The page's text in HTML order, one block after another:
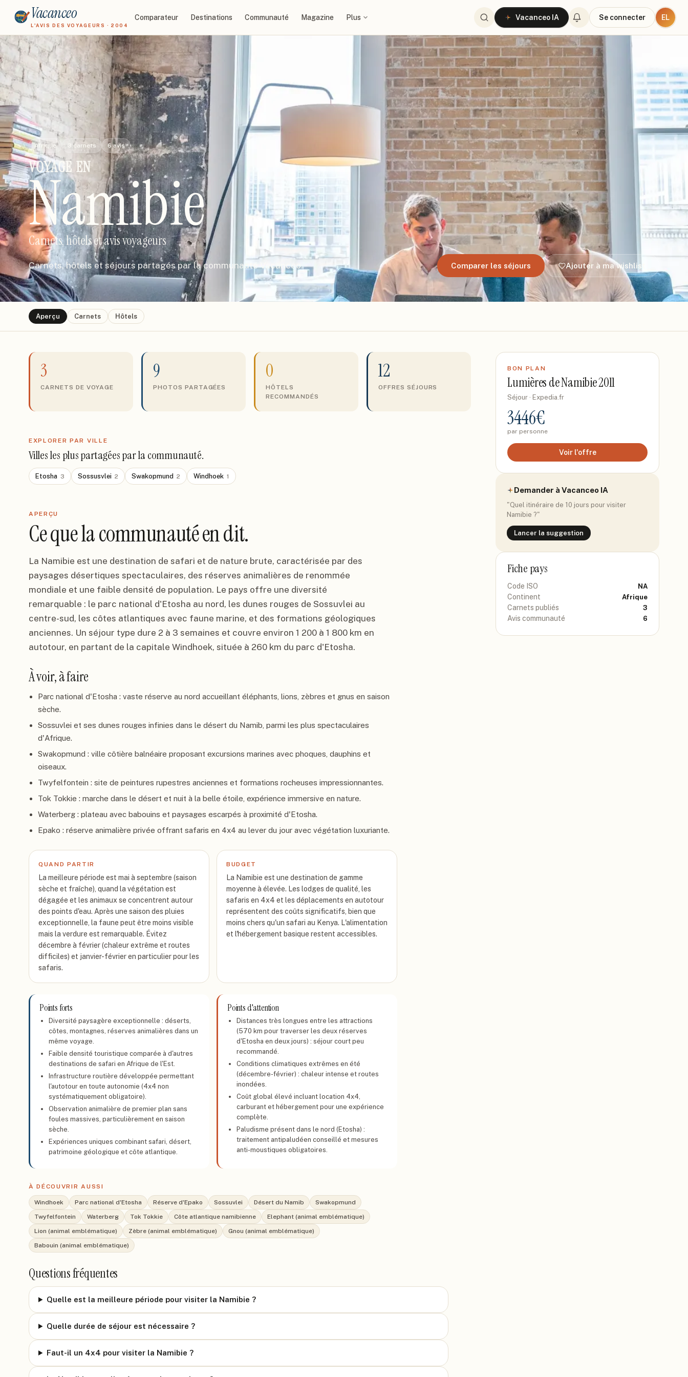
Vacanceo
L'AVIS DES VOYAGEURS · 2004
Comparateur Destinations Communauté Magazine Plus Vacanceo IA Se connecter EL
Afrique 3 carnets 6avis
VOYAGE EN
Namibie
Carnets, hôtels et avis voyageurs
Carnets, hôtels et séjours partagés par la communauté Vacanceo. Comparer les séjours Ajouter à ma wishlist
Aperçu Carnets Hôtels
3
CARNETS DE VOYAGE
9
PHOTOS PARTAGÉES
0
HÔTELS
RECOMMANDÉS
12
OFFRES SÉJOURS
EXPLORER PAR VILLE
Villes les plus partagées par la communauté.
Etosha 3 Sossusvlei 2 Swakopmund 2 Windhoek 1
APERÇU
Ce que la communauté en dit.
La Namibie est une destination de safari et de nature brute, caractérisée par des
paysages désertiques spectaculaires, des réserves animalières de renommée
mondiale et une faible densité de population. Le pays offre une diversité
remarquable : le parc national d'Etosha au nord, les dunes rouges de Sossuvlei au
centre-sud, les côtes atlantiques avec faune marine, et des formations géologiques
anciennes. Un séjour type dure 2 à 3 semaines et couvre environ 1 200 à 1 800 km en
autotour, en partant de la capitale Windhoek, située à 260 km du parc d'Etosha.
À voir, à faire
Parc national d'Etosha : vaste réserve au nord accueillant éléphants, lions, zèbres et gnus en saison
sèche.
Sossuvlei et ses dunes rouges infinies dans le désert du Namib, parmi les plus spectaculaires
d'Afrique.
Swakopmund : ville côtière balnéaire proposant excursions marines avec phoques, dauphins et
oiseaux.
Twyfelfontein : site de peintures rupestres anciennes et formations rocheuses impressionnantes.
Tok Tokkie : marche dans le désert et nuit à la belle étoile, expérience immersive en nature.
Waterberg : plateau avec babouins et paysages escarpés à proximité d'Etosha.
Epako : réserve animalière privée offrant safaris en 4x4 au lever du jour avec végétation luxuriante.
QUAND PARTIR
La meilleure période est mai à septembre (saison
sèche et fraîche), quand la végétation est
dégagée et les animaux se concentrent autour
des points d'eau. Après une saison des pluies
exceptionnelle, la faune peut être moins visible
mais la verdure est remarquable. Évitez
décembre à février (chaleur extrême et routes
difficiles) et janvier-février en particulier pour les
safaris.
BUDGET
La Namibie est une destination de gamme
moyenne à élevée. Les lodges de qualité, les
safaris en 4x4 et les déplacements en autotour
représentent des coûts significatifs, bien que
moins chers qu'un safari au Kenya. L'alimentation
et l'hébergement basique restent accessibles.
Points forts
Diversité paysagère exceptionnelle : déserts,
côtes, montagnes, réserves animalières dans un
même voyage.
Faible densité touristique comparée à d'autres
destinations de safari en Afrique de l'Est.
Infrastructure routière développée permettant
l'autotour en toute autonomie (4x4 non
systématiquement obligatoire).
Observation animalière de premier plan sans
foules massives, particulièrement en saison
sèche.
Expériences uniques combinant safari, désert,
patrimoine géologique et côte atlantique.
Points d'attention
Distances très longues entre les attractions
(570 km pour traverser les deux réserves
d'Etosha en deux jours) : séjour court peu
recommandé.
Conditions climatiques extrêmes en été
(décembre-février) : chaleur intense et routes
inondées.
Coût global élevé incluant location 4x4,
carburant et hébergement pour une expérience
complète.
Paludisme présent dans le nord (Etosha) :
traitement antipaludéen conseillé et mesures
anti-moustiques obligatoires.
À DÉCOUVRIR AUSSI
Windhoek Parc national d'Etosha Réserve d'Epako Sossuvlei Désert du Namib
Swakopmund
Twyfelfontein
Waterberg Tok Tokkie Côte atlantique namibienne
Elephant (animal emblématique)
Lion (animal emblématique)
Zèbre (animal emblématique)
Gnou (animal emblématique)
Babouin (animal emblématique)
Questions fréquentes
Quelle est la meilleure période pour visiter la Namibie ?
Quelle durée de séjour est nécessaire ?
Faut-il un 4x4 pour visiter la Namibie ?
BON PLAN
Lumières de Namibie 2011
Séjour · Expedia.fr
3446€
par personne
Voir l'offre
Demander à Vacanceo IA
"Quel itinéraire de 10 jours pour visiter
Namibie ?"
Lancer la suggestion
Fiche pays
Code ISO NA
Continent Afrique
Carnets publiés 3
Avis communauté 6